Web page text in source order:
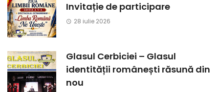
Invitație de participare
28 iulie 2026
Glasul Cerbiciei – Glasul
identității românești răsună din
nou